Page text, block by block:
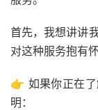
首先，我想讲讲
对这种服务抱有
👉 如果你正在
明：